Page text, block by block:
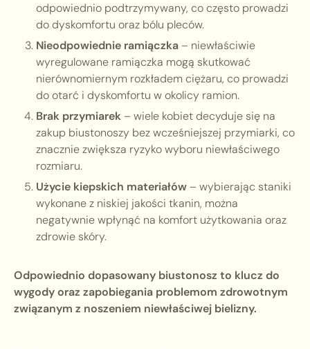
odpowiednio podtrzymywany, co często prowadzi
do dyskomfortu oraz bólu pleców.
Nieodpowiednie ramiączka– niewłaściwie
wyregulowane ramiączka mogą skutkować
nierównomiernym rozkładem ciężaru, co prowadzi
do otarć i dyskomfortu w okolicy ramion.
Brak przymiarek– wiele kobiet decyduje się na
zakup biustonoszy bez wcześniejszej przymiarki, co
znacznie zwiększa ryzyko wyboru niewłaściwego
rozmiaru.
Użycie kiepskich materiałów– wybierając staniki
wykonane z niskiej jakości tkanin, można
negatywnie wpłynąć na komfort użytkowania oraz
zdrowie skóry.
Odpowiednio dopasowany biustonosz to klucz do
wygody oraz zapobiegania problemom zdrowotnym
związanym z noszeniem niewłaściwej bielizny.